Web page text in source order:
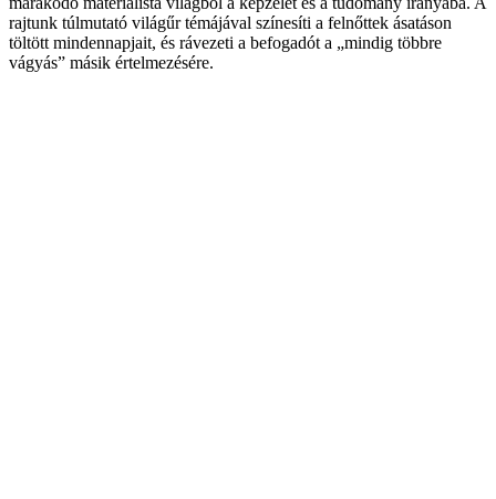
rajtunk túlmutató világűr témájával színesíti a felnőttek ásatáson
töltött mindennapjait, és rávezeti a befogadót a „mindig többre
vágyás” másik értelmezésére.